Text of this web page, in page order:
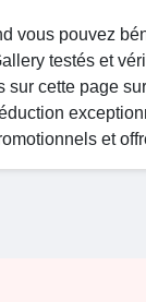
vous pouvez
testés et
cette page
et